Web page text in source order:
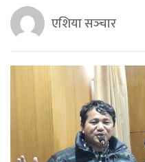
एशिया सञ्‍चार